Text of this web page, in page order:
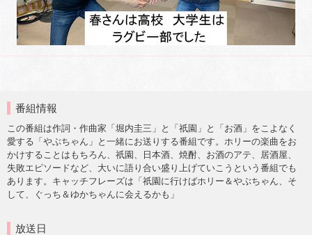
番組情報
この番組は作詞・作曲家「堀内圭三」と「祇園」と「お酒」をこよなく
愛する「やぶちゃん」と一緒にお送りする番組です。ホリーの楽曲をお
かけすることはもちろん、祇園、日本酒、焼酎、お酒のアテ、居酒屋、
失敗エピソードなど、大いに語り合い盛り上げていこうという番組でも
あります。キャッチフレーズは「祇園に行けばホリー＆やぶちゃん、そ
して、ぐっち＆ゆかちゃんに会えるかも」
放送日